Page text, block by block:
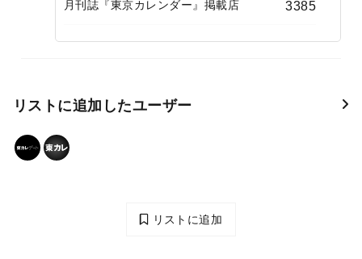
月刊誌『東京カレンダー』掲載店 3385
リストに追加したユーザー
リストに追加